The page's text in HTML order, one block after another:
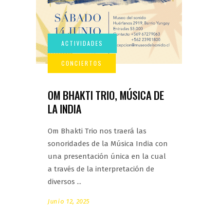
OM BHAKTI TRIO, MÚSICA DE
LA INDIA
Om Bhakti Trio nos traerá las
sonoridades de la Música India con
una presentación única en la cual
a través de la interpretación de
diversos
Junio 12, 2025